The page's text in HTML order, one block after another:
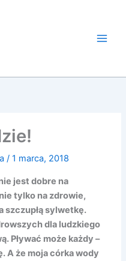
/1 marca, 2018
jest dobre na
tylko na zdrowie,
szczupłą sylwetkę.
dla ludzkiego
Pływać może każdy –
A że moja córka wody